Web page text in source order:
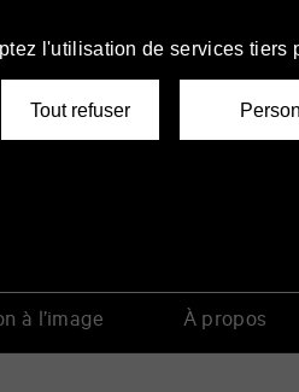
à l’image À propos
l'utilisation de services tiers
Tout refuser